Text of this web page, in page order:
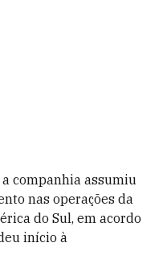
companhia assumiu
nas operações da
do Sul, em acordo
início à